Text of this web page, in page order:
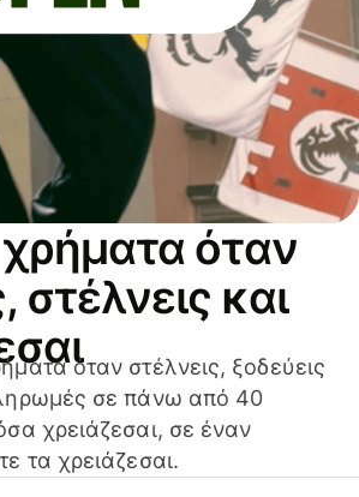
όταν
στέλνεις και
όταν στέλνεις, ξοδεύεις
σε πάνω από 40
χρειάζεσαι, σε έναν
τα χρειάζεσαι.